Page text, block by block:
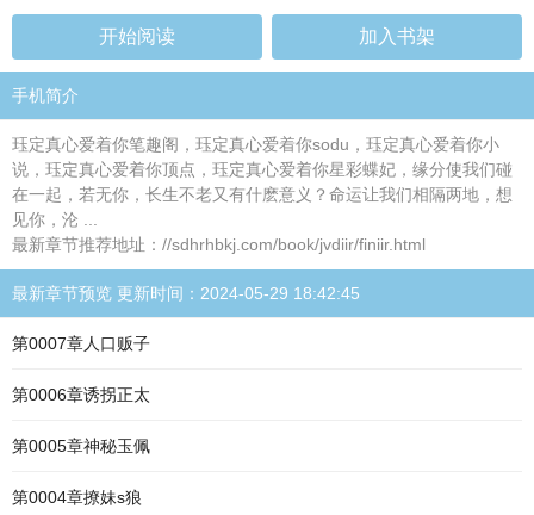
开始阅读 加入书架
手机简介
珏定真心爱着你笔趣阁，珏定真心爱着你sodu，珏定真心爱着你小
说，珏定真心爱着你顶点，珏定真心爱着你星彩蝶妃，缘分使我们碰
在一起，若无你，长生不老又有什麽意义？命运让我们相隔两地，想
见你，沦 ...
最新章节推荐地址：//sdhrhbkj.com/book/jvdiir/finiir.html
最新章节预览 更新时间：2024-05-29 18:42:45
第0007章人口贩子
第0006章诱拐正太
第0005章神秘玉佩
第0004章撩妹s狼